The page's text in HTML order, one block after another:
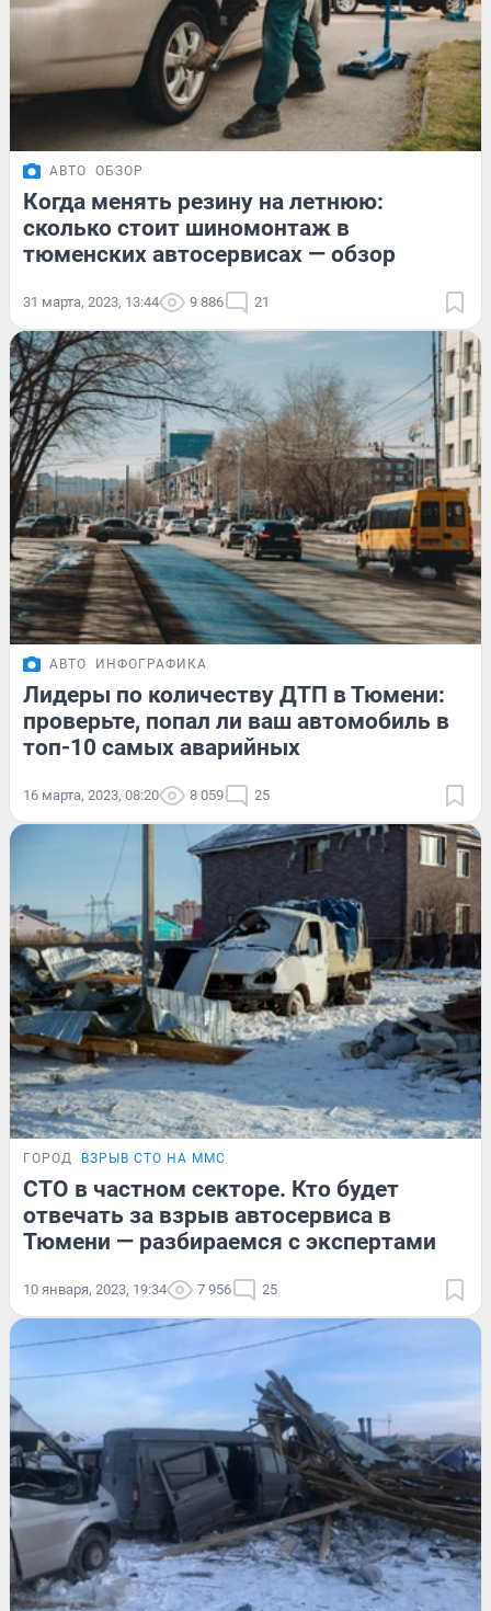
АВТО ОБЗОР
Когда менять резину на летнюю:
сколько стоит шиномонтаж в
тюменских автосервисах — обзор
31 марта, 2023, 13:44 9 886 21
АВТО ИНФОГРАФИКА
Лидеры по количеству ДТП в Тюмени:
проверьте, попал ли ваш автомобиль в
топ-10 самых аварийных
16 марта, 2023, 08:20 8 059 25
ГОРОД ВЗРЫВ СТО НА ММС
СТО в частном секторе. Кто будет
отвечать за взрыв автосервиса в
Тюмени — разбираемся с экспертами
10 января, 2023, 19:34 7 956 25